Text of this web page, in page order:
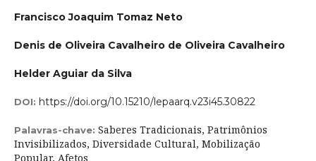
Francisco Joaquim Tomaz Neto
Denis de Oliveira Cavalheiro de Oliveira Cavalheiro
Helder Aguiar da Silva
DOI: https://doi.org/10.15210/lepaarq.v23i45.30822
Palavras-chave: Saberes Tradicionais, Patrimônios
Invisibilizados, Diversidade Cultural, Mobilização
Popular, Afetos